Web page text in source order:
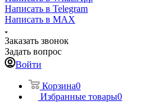
Написать в Telegram
Написать в MAX
Заказать звонок
Задать вопрос
Войти
Корзина0
Избранные товары0